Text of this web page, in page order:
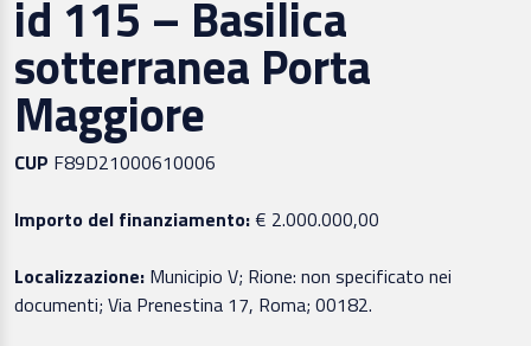
id 115 – Basilica
sotterranea Porta
Maggiore
CUP F89D21000610006
Importo del finanziamento:€ 2.000.000,00
Localizzazione: Municipio V; Rione: non specificato nei
documenti; Via Prenestina 17, Roma; 00182.